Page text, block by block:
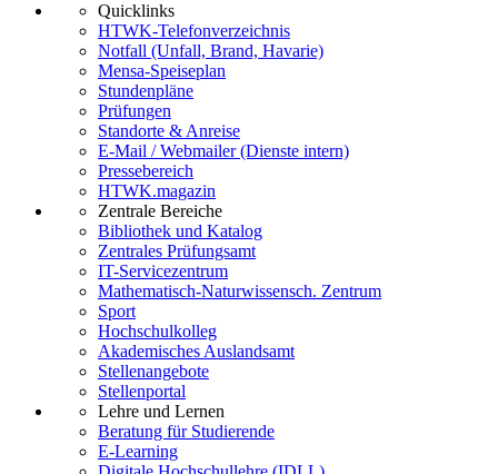
Quicklinks
HTWK-Telefonverzeichnis
Notfall (Unfall, Brand, Havarie)
Mensa-Speiseplan
Stundenpläne
Prüfungen
Standorte & Anreise
E-Mail / Webmailer (Dienste intern)
Pressebereich
HTWK.magazin
Zentrale Bereiche
Bibliothek und Katalog
Zentrales Prüfungsamt
IT-Servicezentrum
Mathematisch-Naturwissensch. Zentrum
Sport
Hochschulkolleg
Akademisches Auslandsamt
Stellenangebote
Stellenportal
Lehre und Lernen
Beratung für Studierende
E-Learning